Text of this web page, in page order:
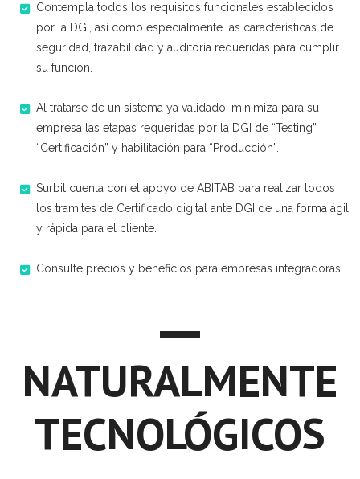
Contempla todos los requisitos funcionales establecidos
por la DGI, así como especialmente las características de
seguridad, trazabilidad y auditoría requeridas para cumplir
su función.​
Al tratarse de un sistema ya validado, minimiza para su
empresa las etapas requeridas por la DGI de “Testing”,
“Certificación” y habilitación para “Producción”.
​Surbit cuenta con el apoyo de ABITAB para realizar todos
los tramites de Certificado digital ante DGI de una forma ágil
y rápida para el cliente.
Consulte precios y beneficios para empresas integradoras.
NATURALMENTE
TECNOLÓGICOS